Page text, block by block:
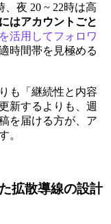
、夜 20 ~ 22時は高
はアカウントごと
活用してフォロワ
時間帯を見極める
も「継続性と内容
新するよりも、週
を届ける方が、ア
。
拡散導線の設計